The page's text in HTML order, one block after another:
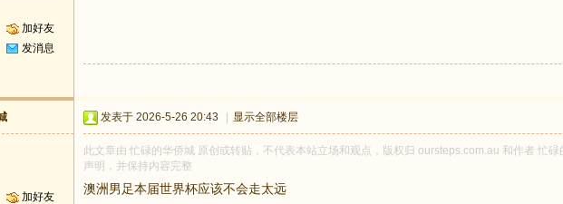
加好友
发消息
加好友
发表于 2026-5-26 20:43 显示全部楼层
此文章由 忙碌的华侨城 原创或转贴，不代表本站立场和观点，版权归 oursteps.com.au 和作者 忙
声明，并保持内容完整
澳洲男足本届世界杯应该不会走太远